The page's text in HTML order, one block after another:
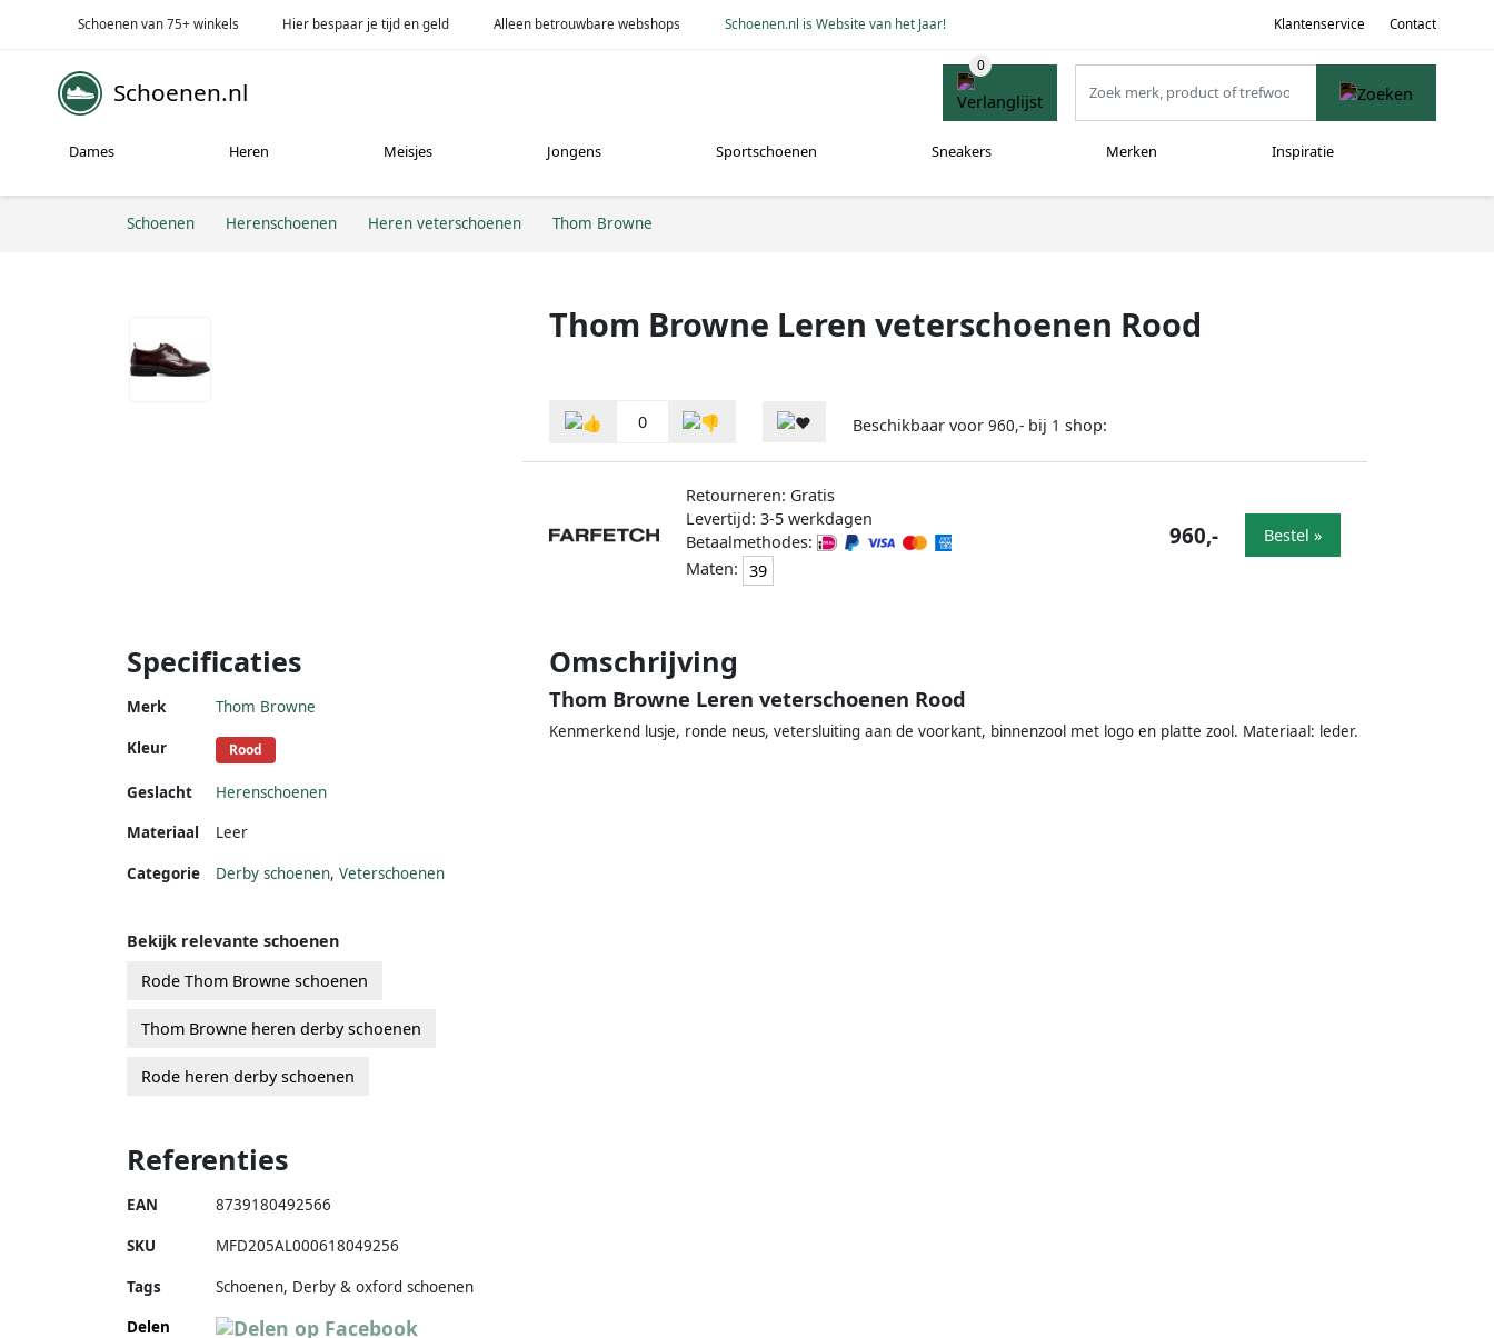
Schoenen van 75+ winkels Hier bespaar je tijd en geld Alleen betrouwbare webshops Schoenen.nl is Website van het Jaar! Klantenservice Contact
Schoenen.nl
Dames Heren Meisjes Jongens Sportschoenen Sneakers Merken Inspiratie
Schoenen Herenschoenen Heren veterschoenen Thom Browne
Thom Browne Leren veterschoenen Rood
0 Beschikbaar voor 960,- bij 1 shop:
Retourneren: Gratis
Levertijd: 3-5 werkdagen
Betaalmethodes:
Maten: 39
960,- Bestel »
Specificaties
Merk Thom Browne
Kleur Rood
Geslacht
Herenschoenen
Materiaal
Leer
Categorie Derby schoenen, Veterschoenen
Omschrijving
Thom Browne Leren veterschoenen Rood
Kenmerkend lusje, ronde neus, vetersluiting aan de voorkant, binnenzool met logo en platte zool. Materiaal: leder.
Bekijk relevante schoenen
Rode Thom Browne schoenen
Thom Browne heren derby schoenen
Rode heren derby schoenen
Referenties
EAN 8739180492566
SKU MFD205AL000618049256
Tags
Schoenen, Derby & oxford schoenen
Delen